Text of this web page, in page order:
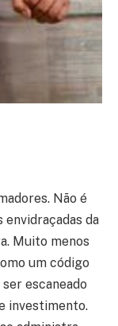
Não é
envidraçadas da
Muito menos
um código
escaneado
investimento.